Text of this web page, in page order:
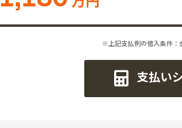
※上記支払例の借入条件：
支払い